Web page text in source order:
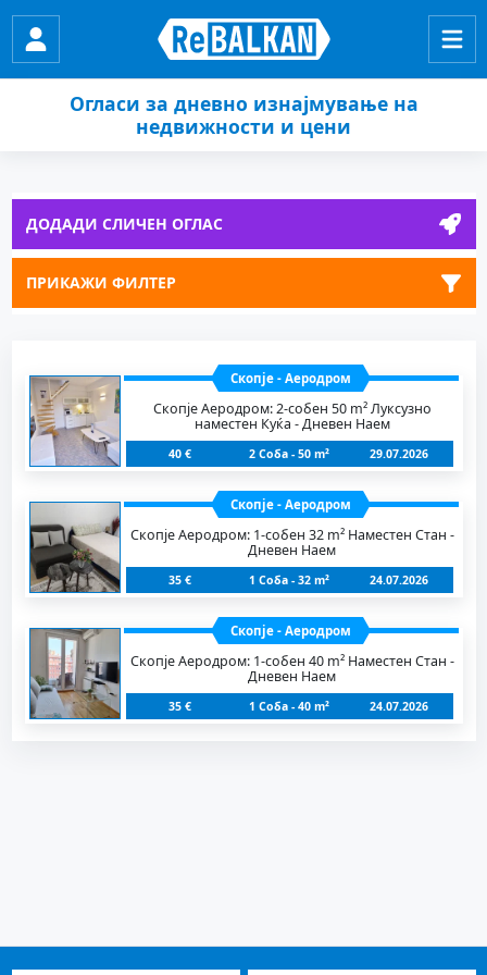
Огласи за дневно изнајмување на
недвижности и цени
ДОДАДИ СЛИЧЕН ОГЛАС
ПРИКАЖИ ФИЛТЕР
Скопје - Аеродром
Скопје Аеродром: 2-собен 50 m² Луксузно
наместен Куќа - Дневен Наем
40 € 2 Соба - 50 m² 29.07.2026
Скопје - Аеродром
Скопје Аеродром: 1-собен 32 m² Наместен Стан -
Дневен Наем
35 € 1 Соба - 32 m² 24.07.2026
Скопје - Аеродром
Скопје Аеродром: 1-собен 40 m² Наместен Стан -
Дневен Наем
35 € 1 Соба - 40 m² 24.07.2026